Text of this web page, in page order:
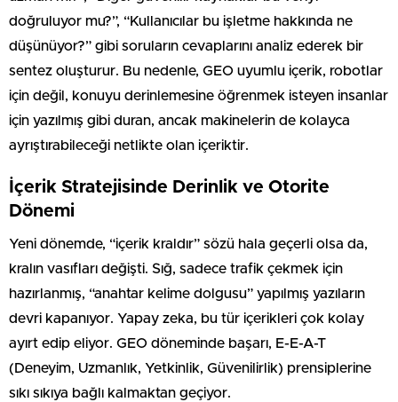
doğruluyor mu?”, “Kullanıcılar bu işletme hakkında ne
düşünüyor?” gibi soruların cevaplarını analiz ederek bir
sentez oluşturur. Bu nedenle, GEO uyumlu içerik, robotlar
için değil, konuyu derinlemesine öğrenmek isteyen insanlar
için yazılmış gibi duran, ancak makinelerin de kolayca
ayrıştırabileceği netlikte olan içeriktir.
İçerik Stratejisinde Derinlik ve Otorite
Dönemi
Yeni dönemde, “içerik kraldır” sözü hala geçerli olsa da,
kralın vasıfları değişti. Sığ, sadece trafik çekmek için
hazırlanmış, “anahtar kelime dolgusu” yapılmış yazıların
devri kapanıyor. Yapay zeka, bu tür içerikleri çok kolay
ayırt edip eliyor. GEO döneminde başarı, E-E-A-T
(Deneyim, Uzmanlık, Yetkinlik, Güvenilirlik) prensiplerine
sıkı sıkıya bağlı kalmaktan geçiyor.